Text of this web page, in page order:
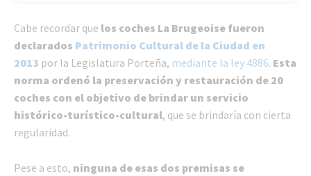
Cabe recordar que los coches La Brugeoise fueron
declarados Patrimonio Cultural de la Ciudad en
2013 por la Legislatura Porteña, mediante la ley 4886. Esta
norma ordenó la preservación y restauración de 20
coches con el objetivo de brindar un servicio
histórico-turístico-cultural, que se brindaría con cierta
regularidad.
Pese a esto, ninguna de esas dos premisas se